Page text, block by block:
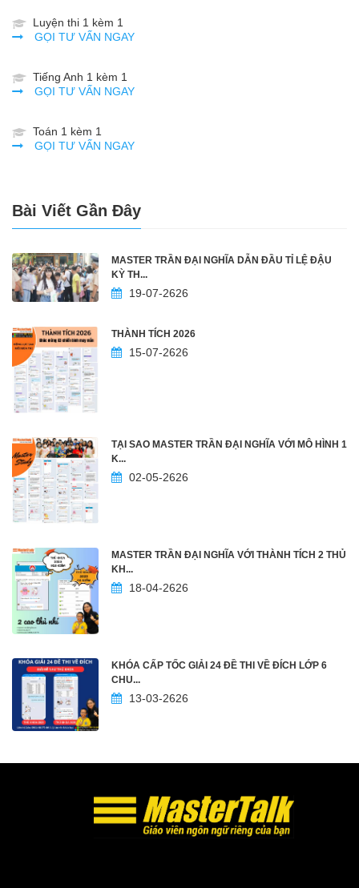
Luyện thi 1 kèm 1
GỌI TƯ VẤN NGAY
Tiếng Anh 1 kèm 1
GỌI TƯ VẤN NGAY
Toán 1 kèm 1
GỌI TƯ VẤN NGAY
Bài Viết Gần Đây
MASTER TRẦN ĐẠI NGHĨA DẪN ĐẦU TỈ LỆ ĐẬU
KỲ TH...
19-07-2626
THÀNH TÍCH 2026
15-07-2626
TẠI SAO MASTER TRẦN ĐẠI NGHĨA VỚI MÔ HÌNH 1
K...
02-05-2626
MASTER TRẦN ĐẠI NGHĨA VỚI THÀNH TÍCH 2 THỦ
KH...
18-04-2626
KHÓA CẤP TỐC GIẢI 24 ĐỀ THI VỀ ĐÍCH LỚP 6
CHU...
13-03-2626